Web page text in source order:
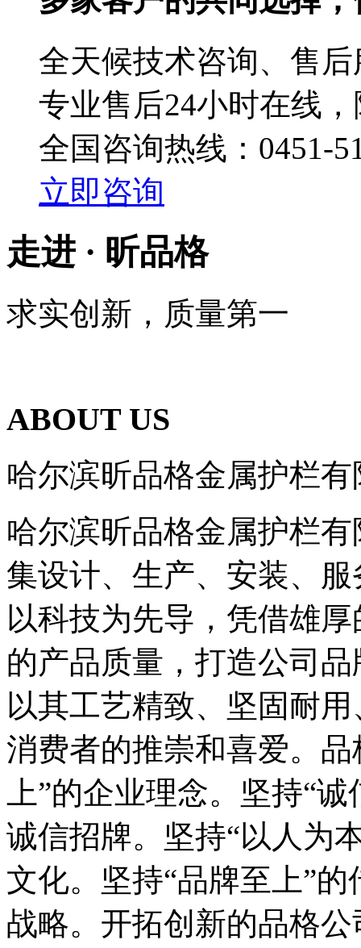
全天候技术咨询、售
专业售后24小时在线
全国咨询热线： 0451-
立即咨询
走进 · 昕品格
求实创新，质量第一
ABOUT US
哈尔滨昕品格金属护栏有
哈尔滨昕品格金属护栏
集设计、生产、安装、
以科技为先导，凭借雄
的产品质量，打造公司
以其工艺精致、坚固耐
消费者的推崇和喜爱。
上”的企业理念。坚持“
诚信招牌。坚持“以人为
文化。坚持“品牌至上”
战略。开拓创新的品格